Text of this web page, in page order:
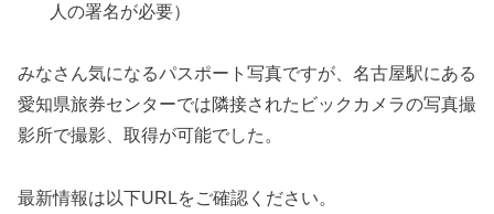
人の署名が必要）
みなさん気になるパスポート写真ですが、名古屋駅にある
愛知県旅券センターでは隣接されたビックカメラの写真撮
影所で撮影、取得が可能でした。
最新情報は以下URLをご確認ください。